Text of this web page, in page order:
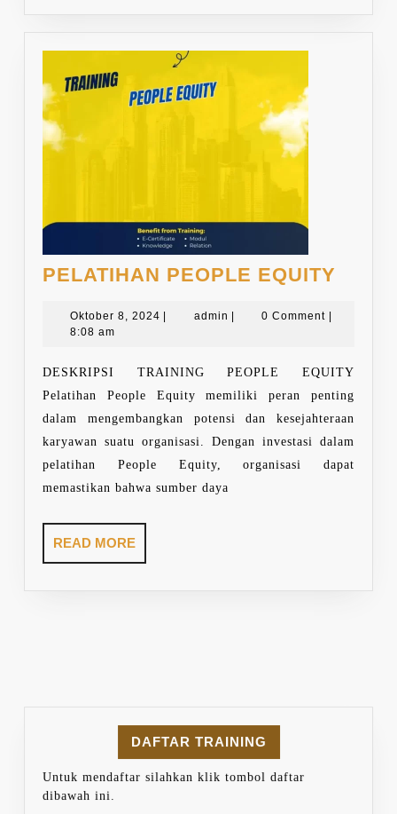
PELATIHAN PEOPLE EQUITY
Oktober 8, 2024 Oktoberadmin admin0 Comment
8:08 am
DESKRIPSI TRAINING PEOPLE EQUITY
Pelatihan People Equity memiliki peran penting
dalam mengembangkan potensi dan kesejahteraan
karyawan suatu organisasi. Dengan investasi dalam
pelatihan People Equity, organisasi dapat
memastikan bahwa sumber daya
READ MOREREAD
MORE
DAFTAR TRAINING
Untuk mendaftar silahkan klik tombol daftar
dibawah ini.